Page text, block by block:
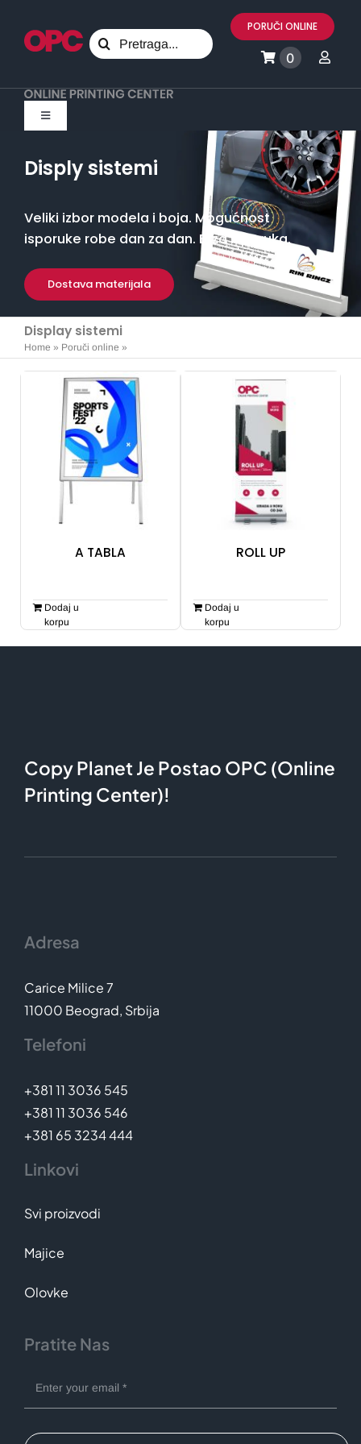
content
Search
for:
PORUČI ONLINE
0
Toggle
Svi proizvodi
Marketing
Tekstil
Expo
Posteri i baneri
Stikeri i nalepnice
Disply sistemi
Veliki izbor modela i boja. Mogućnost
isporuke robe dan za dan. Brza isporuka.
Dostava materijala
Display sistemi
Home » Poruči online »
A TABLA
Dodaj u
korpu
ROLL UP
Dodaj u
korpu
Copy Planet Je Postao OPC (Online
Printing Center)!
Adresa
Carice Milice 7
11000 Beograd, Srbija
Telefoni
+381 11 3036 545
+381 11 3036 546
+381 65 3234 444
Linkovi
Svi proizvodi
Majice
Olovke
Pratite Nas